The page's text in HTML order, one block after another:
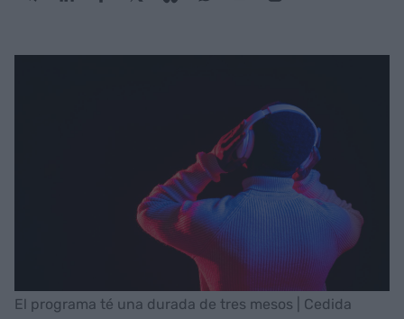
El programa té una durada de tres mesos | Cedida